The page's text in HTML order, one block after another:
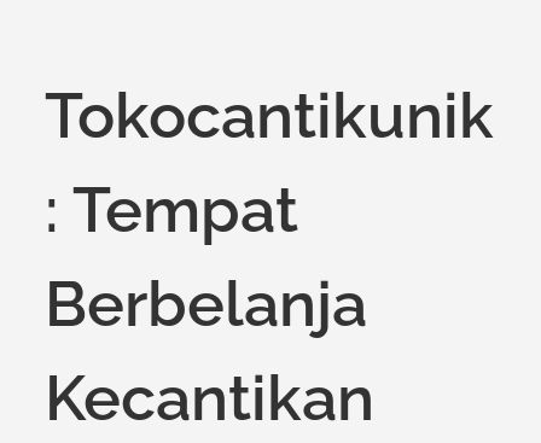
Tokocantikunik
: Tempat
Berbelanja
Kecantikan